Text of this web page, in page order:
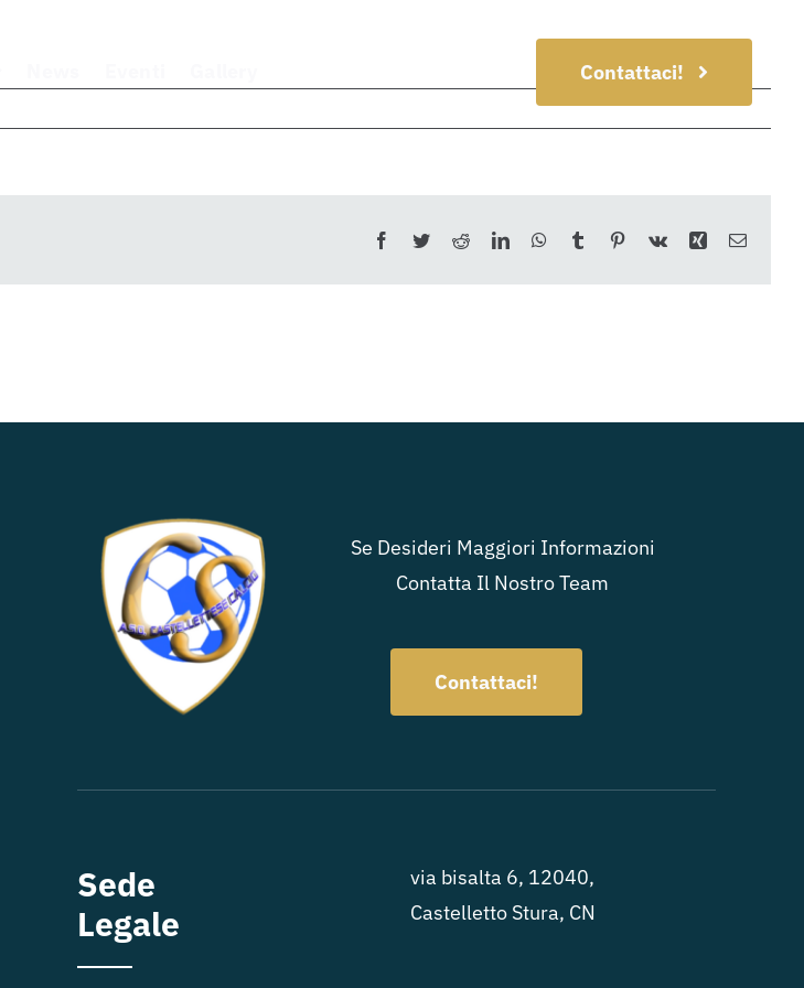
Contattaci!
Facebook
TwitterRedditLinkedInWhatsApp
TumblrPinterest
Vk Xing Email
Se Desideri Maggiori Informazioni
Contatta Il Nostro Team
Contattaci!
Sede
Legale
via bisalta 6, 12040,
Castelletto Stura, CN